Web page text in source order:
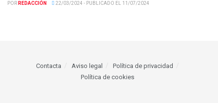
POR REDACCIÓN 22/03/2024 - PUBLICADO EL 11/07/2024
Contacta Aviso legal
Política de privacidad
Política de cookies